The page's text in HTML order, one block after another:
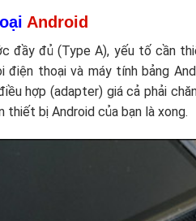
Android
đầy đủ (Type A), yếu tố cần
điện thoại và máy tính bảng
hợp (adapter) giá cả phải
bị Android của bạn là xong.